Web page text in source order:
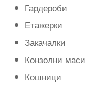
Гардероби
Етажерки
Закачалки
Конзолни маси
Кошници